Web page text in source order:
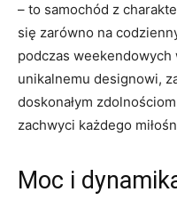
– to samochód z
się zarówno na
podczas
unikalnemu designowi,
doskonałym
‍zachwyci każdego
Moc i